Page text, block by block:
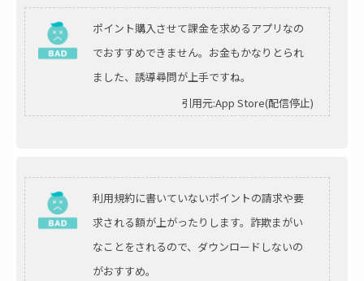
ポイント購入させて課金を求めるアプリなの
でおすすめできません。お金もかなりとられ
ました、誘導尋問が上手ですね。
引用元:App Store(配信停止)
利用規約に書いていないポイントの請求や要
求される額が上がったりします。詐欺まがい
なことをされるので、ダウンロードしないの
がおすすめ。